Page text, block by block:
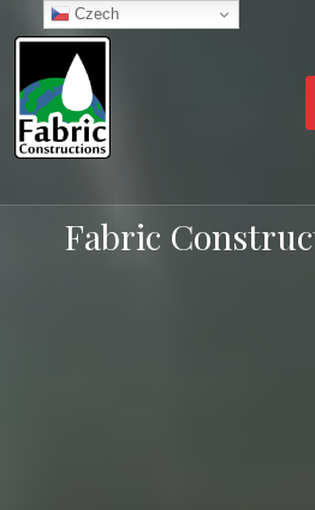
obsahu
Fabric
Czech